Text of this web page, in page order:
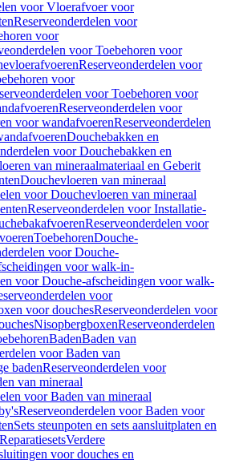
voor Vloerafvoer voor
Reserveonderdelen voor
voor
voor Toebehoren voor
Reserveonderdelen voor
voor
voor Toebehoren voor
Reserveonderdelen voor
voor wandafvoerenReserveonderdelen
Douchebakken en
voor Douchebakken en
van mineraalmateriaal en Geberit
Douchevloeren van mineraal
voor Douchevloeren van mineraal
Reserveonderdelen voor Installatie-
Reserveonderdelen voor
ToebehorenDouche-
voor Douche-
voor walk-in-
voor Douche-afscheidingen voor walk-
voor
voor douchesReserveonderdelen voor
NisopbergboxenReserveonderdelen
BadenBaden van
voor Baden van
badenReserveonderdelen voor
van mineraal
voor Baden van mineraal
Reserveonderdelen voor Baden voor
Sets steunpoten en sets aansluitplaten en
ReparatiesetsVerdere
voor douches en